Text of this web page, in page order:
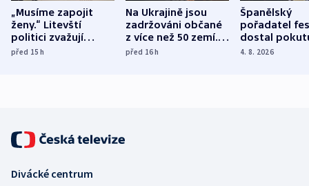
„Musíme zapojit
ženy.“ Litevští
politici zvažují
dohodu o
před 15h
Na Ukrajině jsou
zadržováni občané
z více než 50 zemí.
Bojovali na straně
před 16h
Španělský
pořadatel
dostal
nekalé
4. 8. 2026
Divácké centrum